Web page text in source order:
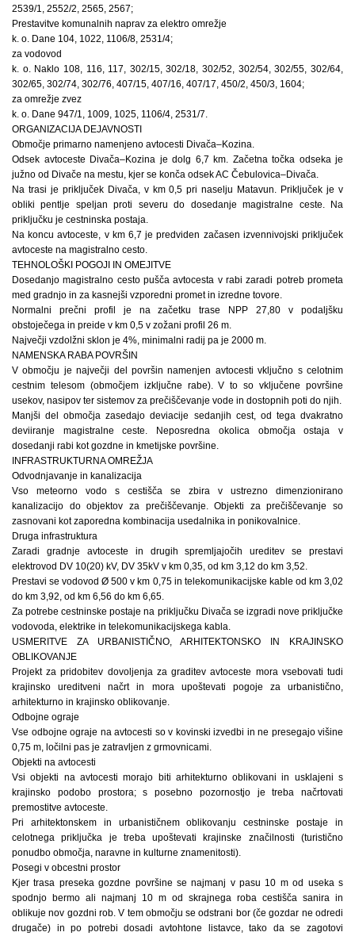
2539/1, 2552/2, 2565, 2567;
Prestavitve komunalnih naprav za elektro omrežje
k. o. Dane 104, 1022, 1106/8, 2531/4;
za vodovod
k. o. Naklo 108, 116, 117, 302/15, 302/18, 302/52, 302/54, 302/55, 302/64,
302/65, 302/74, 302/76, 407/15, 407/16, 407/17, 450/2, 450/3, 1604;
za omrežje zvez
k. o. Dane 947/1, 1009, 1025, 1106/4, 2531/7.
ORGANIZACIJA DEJAVNOSTI
Območje primarno namenjeno avtocesti Divača–Kozina.
Odsek avtoceste Divača–Kozina je dolg 6,7 km. Začetna točka odseka je
južno od Divače na mestu, kjer se konča odsek AC Čebulovica–Divača.
Na trasi je priključek Divača, v km 0,5 pri naselju Matavun. Priključek je v
obliki pentlje speljan proti severu do dosedanje magistralne ceste. Na
priključku je cestninska postaja.
Na koncu avtoceste, v km 6,7 je predviden začasen izvennivojski priključek
avtoceste na magistralno cesto.
TEHNOLOŠKI POGOJI IN OMEJITVE
Dosedanjo magistralno cesto pušča avtocesta v rabi zaradi potreb prometa
med gradnjo in za kasnejši vzporedni promet in izredne tovore.
Normalni prečni profil je na začetku trase NPP 27,80 v podaljšku
obstoječega in preide v km 0,5 v zožani profil 26 m.
Največji vzdolžni sklon je 4%, minimalni radij pa je 2000 m.
NAMENSKA RABA POVRŠIN
V območju je največji del površin namenjen avtocesti vključno s celotnim
cestnim telesom (območjem izključne rabe). V to so vključene površine
usekov, nasipov ter sistemov za prečiščevanje vode in dostopnih poti do njih.
Manjši del območja zasedajo deviacije sedanjih cest, od tega dvakratno
deviiranje magistralne ceste. Neposredna okolica območja ostaja v
dosedanji rabi kot gozdne in kmetijske površine.
INFRASTRUKTURNA OMREŽJA
Odvodnjavanje in kanalizacija
Vso meteorno vodo s cestišča se zbira v ustrezno dimenzionirano
kanalizacijo do objektov za prečiščevanje. Objekti za prečiščevanje so
zasnovani kot zaporedna kombinacija usedalnika in ponikovalnice.
Druga infrastruktura
Zaradi gradnje avtoceste in drugih spremljajočih ureditev se prestavi
elektrovod DV 10(20) kV, DV 35kV v km 0,35, od km 3,12 do km 3,52.
Prestavi se vodovod Ø 500 v km 0,75 in telekomunikacijske kable od km 3,02
do km 3,92, od km 6,56 do km 6,65.
Za potrebe cestninske postaje na priključku Divača se izgradi nove priključke
vodovoda, elektrike in telekomunikacijskega kabla.
USMERITVE ZA URBANISTIČNO, ARHITEKTONSKO IN KRAJINSKO
OBLIKOVANJE
Projekt za pridobitev dovoljenja za graditev avtoceste mora vsebovati tudi
krajinsko ureditveni načrt in mora upoštevati pogoje za urbanistično,
arhitekturno in krajinsko oblikovanje.
Odbojne ograje
Vse odbojne ograje na avtocesti so v kovinski izvedbi in ne presegajo višine
0,75 m, ločilni pas je zatravljen z grmovnicami.
Objekti na avtocesti
Vsi objekti na avtocesti morajo biti arhitekturno oblikovani in usklajeni s
krajinsko podobo prostora; s posebno pozornostjo je treba načrtovati
premostitve avtoceste.
Pri arhitektonskem in urbanističnem oblikovanju cestninske postaje in
celotnega priključka je treba upoštevati krajinske značilnosti (turistično
ponudbo območja, naravne in kulturne znamenitosti).
Posegi v obcestni prostor
Kjer trasa preseka gozdne površine se najmanj v pasu 10 m od useka s
spodnjo bermo ali najmanj 10 m od skrajnega roba cestišča sanira in
oblikuje nov gozdni rob. V tem območju se odstrani bor (če gozdar ne odredi
drugače) in po potrebi dosadi avtohtone listavce, tako da se zagotovi